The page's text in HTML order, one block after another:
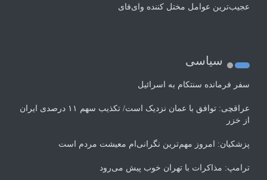
عجیب‌ترین عوامل مختل کننده وای‌فای
سیاسی
سفر فرمانده سنتکام به اسرائیل
عراقچی: توافق با عمان نزدیک است/ تکذیب سهم ۱۱ درصدی ایران
از خزر
پزشکیان: امروز مهم‌ترین نگرانی‌ام معیشت مردم است
ترامپ: مذاکرات با تهران خوب پیش می‌رود